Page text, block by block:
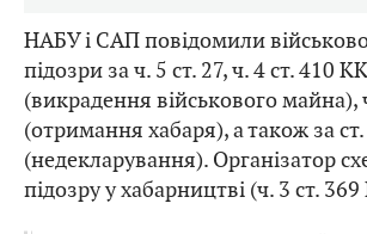
НАБУ і САП повідомили
підозри за ч. 5 ст. 27, ч. 4 ст. 410
(викрадення військового майна),
(отримання хабаря), а також за
(недекларування). Організатор
підозру у хабарництві (ч. 3 ст.